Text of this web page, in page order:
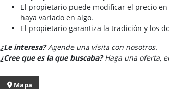
El propietario puede modificar el precio
haya variado en algo.
El propietario garantiza la tradición y los
¿Le interesa?Agende una visita con nosotros.
¿Cree que es la que buscaba?Haga una oferta,
Mapa